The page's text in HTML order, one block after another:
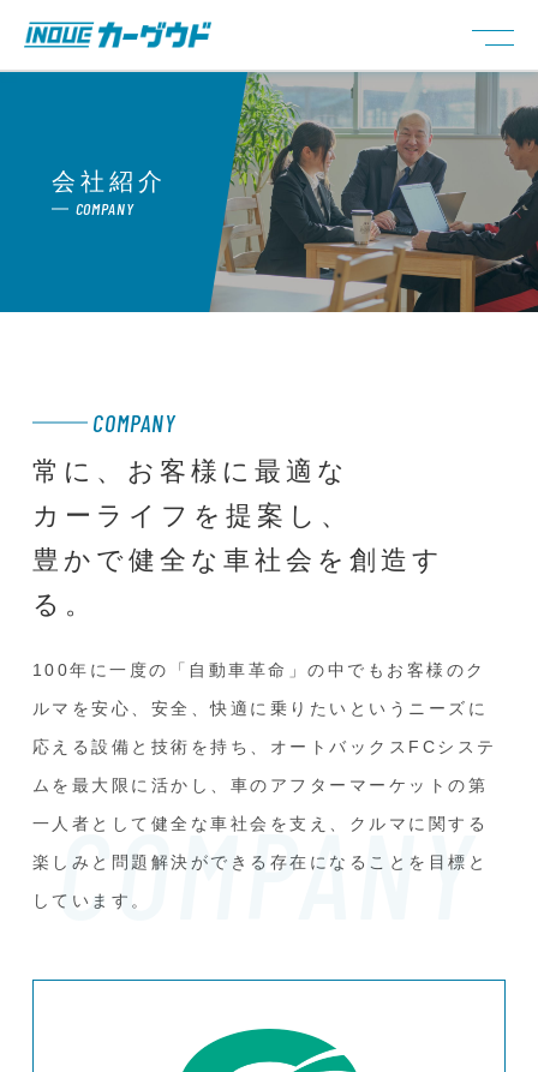
会社紹介
COMPANY
COMPANY
常に、お客様に 最適な
カーライフを提案し、
豊かで健全な 車社会を創造す
る。
100年に一度の「自動車革命」の中でもお客様のク
ルマを安心、安全、快適に 乗りたいというニーズに
応える設備と技術を持ち、 オートバックスFCシステ
ムを最大限に活かし、車のアフターマーケットの第
一人者として健全な車社会を支え、 クルマに関する
楽しみと問題解決ができる存在になることを目標と
しています。
COMPANY